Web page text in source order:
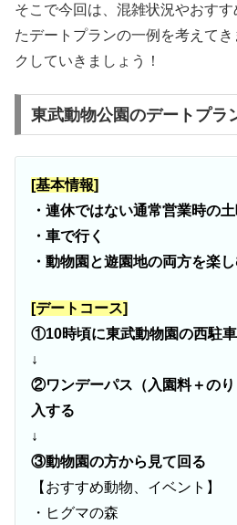
そこで今回は、混雑状況やおす
たデートプランの一例を考えて
クしていきましょう！
東武動物公園のデートプラ
[基本情報]
・連休ではない通常営業時の土
・車で行く
・動物園と遊園地の両方を楽
[デートコース]
①10時頃に東武動物園の西駐
↓
②ワンデーパス（入園料＋の
入する
↓
③動物園の方から見て回る
【おすすめ動物、イベント】
・ヒグマの森